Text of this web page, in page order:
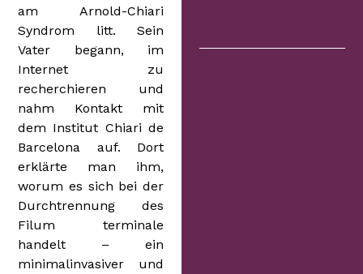
am Arnold-Chiari
Syndrom litt. Sein
Vater begann, im
Internet zu
recherchieren und
nahm Kontakt mit
dem Institut Chiari de
Barcelona auf. Dort
erklärte man ihm,
worum es sich bei der
Durchtrennung des
Filum terminale
handelt – ein
minimalinvasiver und